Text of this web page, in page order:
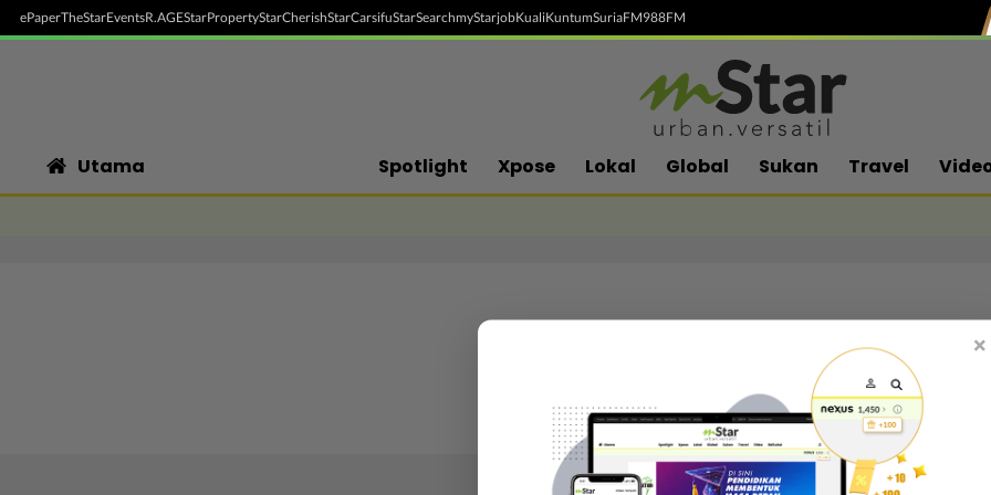
ePaperTheStarEventsR.AGEStarPropertyStarCherishStarCarsifuStarSearchmyStarjobKualiKuntumSuriaFM988FM
Utama Spotlight Xpose Lokal Global Sukan Travel
Follow media sosial kami
×